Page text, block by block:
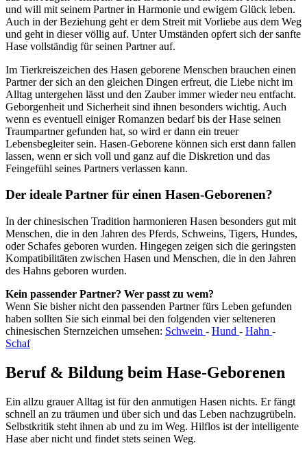
und will mit seinem Partner in Harmonie und ewigem Glück leben.
Auch in der Beziehung geht er dem Streit mit Vorliebe aus dem Weg
und geht in dieser völlig auf. Unter Umständen opfert sich der sanfte
Hase vollständig für seinen Partner auf.
Im Tierkreiszeichen des Hasen geborene Menschen brauchen einen
Partner der sich an den gleichen Dingen erfreut, die Liebe nicht im
Alltag untergehen lässt und den Zauber immer wieder neu entfacht.
Geborgenheit und Sicherheit sind ihnen besonders wichtig. Auch
wenn es eventuell einiger Romanzen bedarf bis der Hase seinen
Traumpartner gefunden hat, so wird er dann ein treuer
Lebensbegleiter sein. Hasen-Geborene können sich erst dann fallen
lassen, wenn er sich voll und ganz auf die Diskretion und das
Feingefühl seines Partners verlassen kann.
Der ideale Partner für einen Hasen-Geborenen?
In der chinesischen Tradition harmonieren Hasen besonders gut mit
Menschen, die in den Jahren des Pferds, Schweins, Tigers, Hundes,
oder Schafes geboren wurden. Hingegen zeigen sich die geringsten
Kompatibilitäten zwischen Hasen und Menschen, die in den Jahren
des Hahns geboren wurden.
Kein passender Partner? Wer passt zu wem?
Wenn Sie bisher nicht den passenden Partner fürs Leben gefunden
haben sollten Sie sich einmal bei den folgenden vier selteneren
chinesischen Sternzeichen umsehen: Schwein - Hund - Hahn -
Schaf
Beruf & Bildung beim Hase-Geborenen
Ein allzu grauer Alltag ist für den anmutigen Hasen nichts. Er fängt
schnell an zu träumen und über sich und das Leben nachzugrübeln.
Selbstkritik steht ihnen ab und zu im Weg. Hilflos ist der intelligente
Hase aber nicht und findet stets seinen Weg.